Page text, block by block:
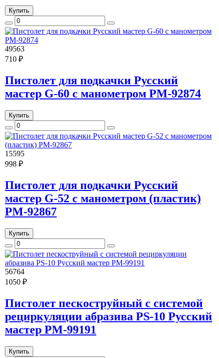
Купить
49563
710 ₽
Пистолет для подкачки Русский
мастер G-60 с манометром РМ-92874
Купить
15595
998 ₽
Пистолет для подкачки Русский
мастер G-52 с манометром (пластик)
РМ-92867
Купить
56764
1050 ₽
Пистолет пескоструйный с системой
рециркуляции абразива PS-10 Русский
мастер РМ-99191
Купить